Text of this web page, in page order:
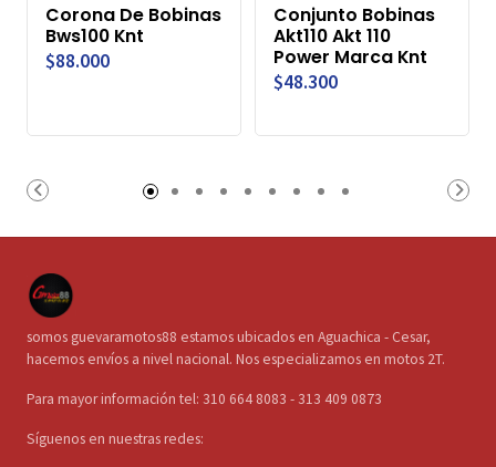
Corona De Bobinas
Bws100 Knt
$88.000
Conjunto Bobinas
Akt110 Akt 110
Power Marca Knt
$48.300
somos guevaramotos88 estamos ubicados en Aguachica - Cesar,
hacemos envíos a nivel nacional. Nos especializamos en motos 2T.
Para mayor información tel: 310 664 8083 - 313 409 0873
Síguenos en nuestras redes: